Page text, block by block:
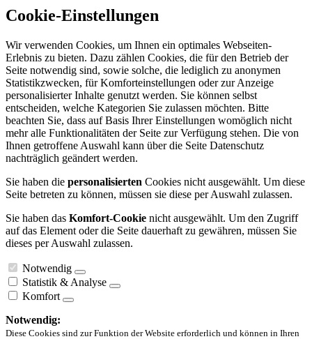
Cookie-Einstellungen
Wir verwenden Cookies, um Ihnen ein optimales Webseiten-
Erlebnis zu bieten. Dazu zählen Cookies, die für den Betrieb der
Seite notwendig sind, sowie solche, die lediglich zu anonymen
Statistikzwecken, für Komforteinstellungen oder zur Anzeige
personalisierter Inhalte genutzt werden. Sie können selbst
entscheiden, welche Kategorien Sie zulassen möchten. Bitte
beachten Sie, dass auf Basis Ihrer Einstellungen womöglich nicht
mehr alle Funktionalitäten der Seite zur Verfügung stehen. Die von
Ihnen getroffene Auswahl kann über die Seite Datenschutz
nachträglich geändert werden.
Sie haben die personalisierten Cookies nicht ausgewählt. Um diese
Seite betreten zu können, müssen sie diese per Auswahl zulassen.
Sie haben das Komfort-Cookie nicht ausgewählt. Um den Zugriff
auf das Element oder die Seite dauerhaft zu gewähren, müssen Sie
dieses per Auswahl zulassen.
Notwendig
Statistik & Analyse
Komfort
Notwendig:
Diese Cookies sind zur Funktion der Website erforderlich und können in Ihren